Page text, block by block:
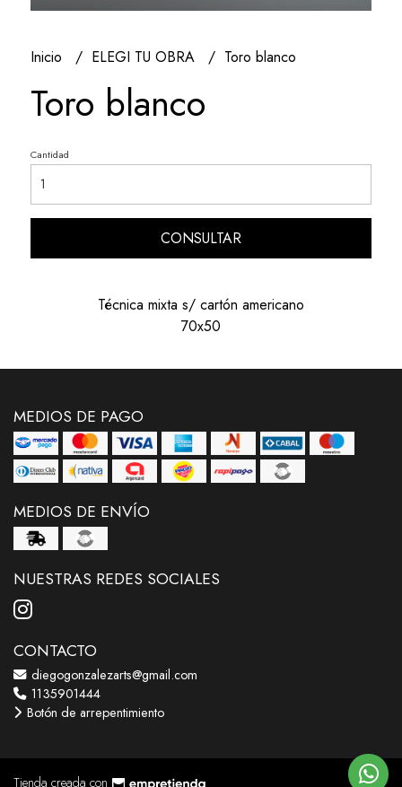
Inicio ELEGI TU OBRA Toro blanco
Toro blanco
Cantidad
CONSULTAR
Técnica mixta s/ cartón americano
70x50
MEDIOS DE PAGO
MEDIOS DE ENVÍO
NUESTRAS REDES SOCIALES
CONTACTO
diegogonzalezarts@gmail.com
1135901444
Botón de arrepentimiento
Tienda creada con